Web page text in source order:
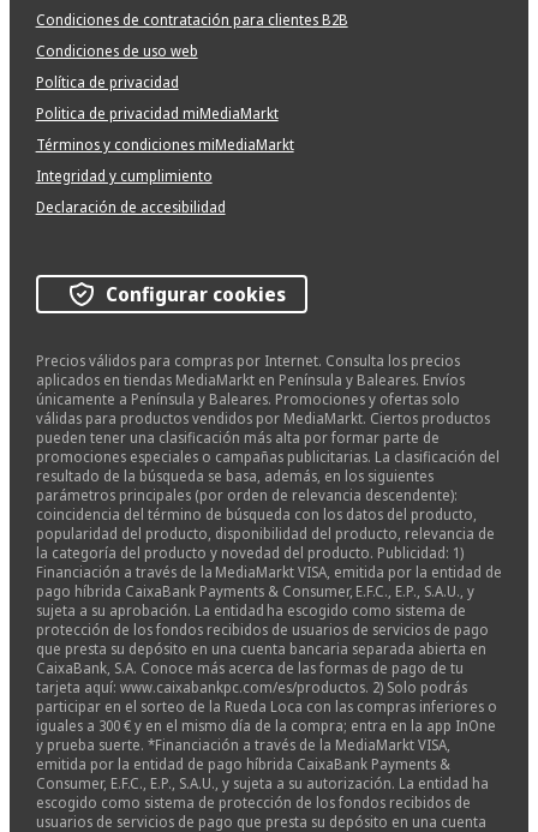
Condiciones de contratación para clientes B2B
Condiciones de uso web
Política de privacidad
Politica de privacidad miMediaMarkt
Términos y condiciones miMediaMarkt
Integridad y cumplimiento
Declaración de accesibilidad
Configurar cookies
Precios válidos para compras por Internet. Consulta los precios
aplicados en tiendas MediaMarkt en Península y Baleares. Envíos
únicamente a Península y Baleares. Promociones y ofertas solo
válidas para productos vendidos por MediaMarkt. Ciertos productos
pueden tener una clasificación más alta por formar parte de
promociones especiales o campañas publicitarias. La clasificación del
resultado de la búsqueda se basa, además, en los siguientes
parámetros principales (por orden de relevancia descendente):
coincidencia del término de búsqueda con los datos del producto,
popularidad del producto, disponibilidad del producto, relevancia de
la categoría del producto y novedad del producto. Publicidad: 1)
Financiación a través de la MediaMarkt VISA, emitida por la entidad de
pago híbrida CaixaBank Payments & Consumer, E.F.C., E.P., S.A.U., y
sujeta a su aprobación. La entidad ha escogido como sistema de
protección de los fondos recibidos de usuarios de servicios de pago
que presta su depósito en una cuenta bancaria separada abierta en
CaixaBank, S.A. Conoce más acerca de las formas de pago de tu
tarjeta aquí: www.caixabankpc.com/es/productos. 2) Solo podrás
participar en el sorteo de la Rueda Loca con las compras inferiores o
iguales a 300 € y en el mismo día de la compra; entra en la app InOne
y prueba suerte. *Financiación a través de la MediaMarkt VISA,
emitida por la entidad de pago híbrida CaixaBank Payments &
Consumer, E.F.C., E.P., S.A.U., y sujeta a su autorización. La entidad ha
escogido como sistema de protección de los fondos recibidos de
usuarios de servicios de pago que presta su depósito en una cuenta